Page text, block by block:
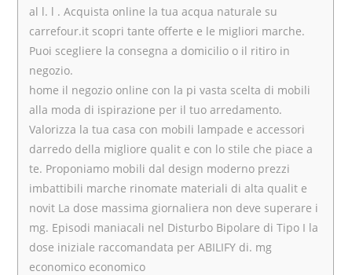
al l. l . Acquista online la tua acqua naturale su
carrefour.it scopri tante offerte e le migliori marche.
Puoi scegliere la consegna a domicilio o il ritiro in
negozio.
home il negozio online con la pi vasta scelta di mobili
alla moda di ispirazione per il tuo arredamento.
Valorizza la tua casa con mobili lampade e accessori
darredo della migliore qualit e con lo stile che piace a
te. Proponiamo mobili dal design moderno prezzi
imbattibili marche rinomate materiali di alta qualit e
novit La dose massima giornaliera non deve superare i
mg. Episodi maniacali nel Disturbo Bipolare di Tipo I la
dose iniziale raccomandata per ABILIFY di. mg
economico economico